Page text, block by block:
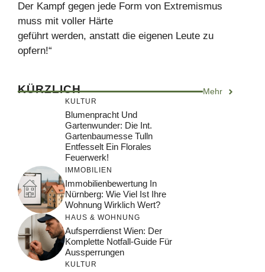
Der Kampf gegen jede Form von Extremismus
muss mit voller Härte
geführt werden, anstatt die eigenen Leute zu
opfern!“
KÜRZLICH Mehr
KULTUR
Blumenpracht Und
Gartenwunder: Die Int.
Gartenbaumesse Tulln
Entfesselt Ein Florales
Feuerwerk!
IMMOBILIEN
Immobilienbewertung In
Nürnberg: Wie Viel Ist Ihre
Wohnung Wirklich Wert?
HAUS & WOHNUNG
Aufsperrdienst Wien: Der
Komplette Notfall-Guide Für
Aussperrungen
KULTUR